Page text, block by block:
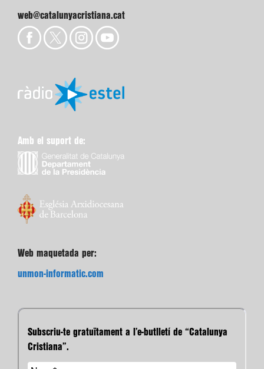
web@catalunyacristiana.cat
Amb el suport de:
Web maquetada per:
unmon-informatic.com
Subscriu-te gratuïtament a l’e-butlletí de “Catalunya
Cristiana”.